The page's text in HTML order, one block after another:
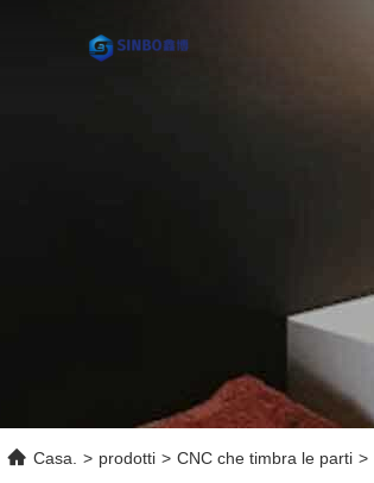
Casa. > prodotti > CNC che timbra le parti >